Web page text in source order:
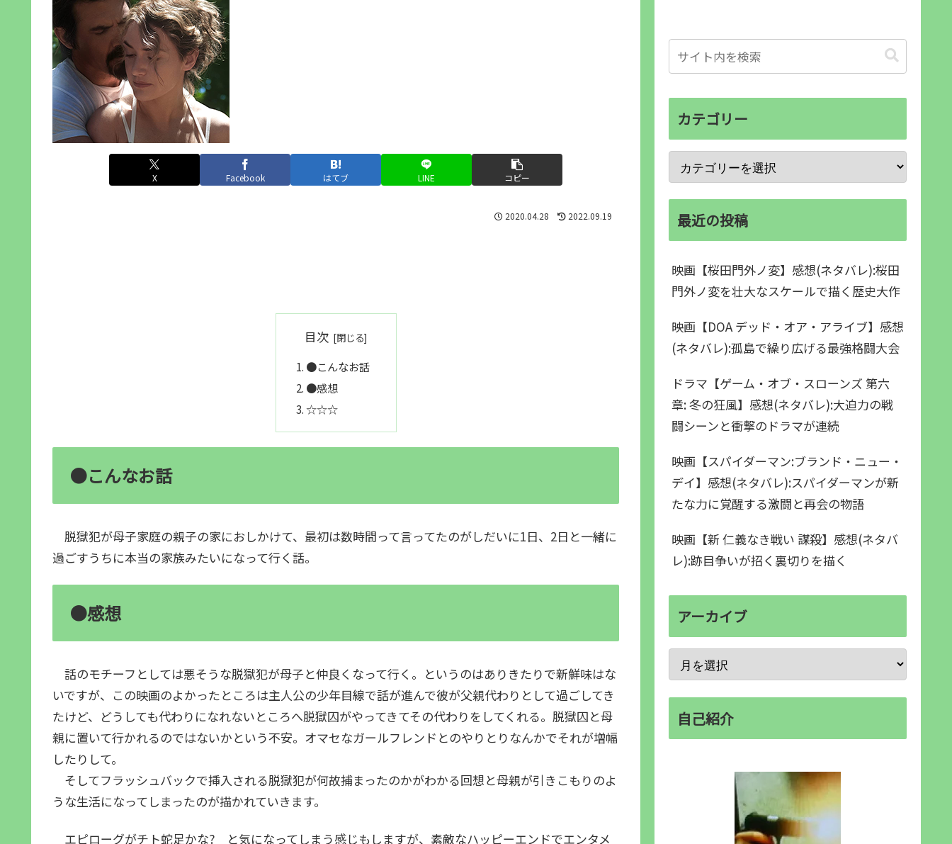
X Facebook はてブ LINE コピー
2020.04.28 2022.09.19
目次
●こんなお話
●感想
☆☆☆
●こんなお話
脱獄犯が母子家庭の親子の家におしかけて、最初は数時間って言ってたのがしだいに1日、2日と一緒に
過ごすうちに本当の家族みたいになって行く話。
●感想
話のモチーフとしては悪そうな脱獄犯が母子と仲良くなって行く。というのはありきたりで新鮮味はな
いですが、この映画のよかったところは主人公の少年目線で話が進んで彼が父親代わりとして過ごしてき
たけど、どうしても代わりになれないところへ脱獄囚がやってきてその代わりをしてくれる。脱獄囚と母
親に置いて行かれるのではないかという不安。オマセなガールフレンドとのやりとりなんかでそれが増幅
したりして。
そしてフラッシュバックで挿入される脱獄犯が何故捕まったのかがわかる回想と母親が引きこもりのよ
うな生活になってしまったのが描かれていきます。
エピローグがチト蛇足かな? と気になってしまう感じもしますが、素敵なハッピーエンドでエンタメ
カテゴリー
最近の投稿
映画【桜田門外ノ変】感想(ネタバレ):桜田
門外ノ変を壮大なスケールで描く歴史大作
映画【DOA デッド・オア・アライブ】感想
(ネタバレ):孤島で繰り広げる最強格闘大会
ドラマ【ゲーム・オブ・スローンズ 第六
章: 冬の狂風】感想(ネタバレ):大迫力の戦
闘シーンと衝撃のドラマが連続
映画【スパイダーマン:ブランド・ニュー・
デイ】感想(ネタバレ):スパイダーマンが新
たな力に覚醒する激闘と再会の物語
映画【新 仁義なき戦い 謀殺】感想(ネタバ
レ):跡目争いが招く裏切りを描く
アーカイブ
自己紹介